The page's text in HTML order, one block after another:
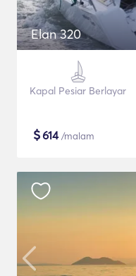
Elan 320
Kapal Pesiar Berlayar
$614/malam